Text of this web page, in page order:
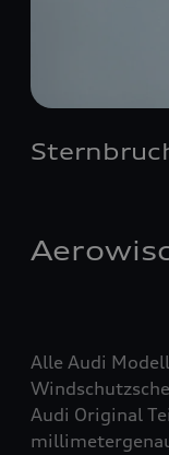
Alle Audi
Audi Original